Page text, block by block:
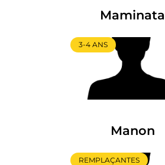
Maminata
3-4 ANS
Manon
REMPLAÇANTES